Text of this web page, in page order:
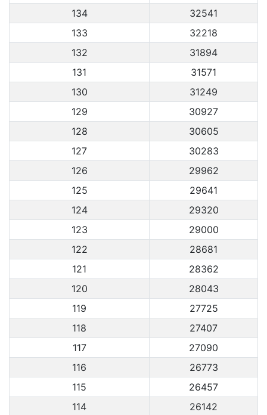
134
32541
133
32218
132
31894
131
31571
130
31249
129
30927
128
30605
127
30283
126
29962
125
29641
124
29320
123
29000
122
28681
121
28362
120
28043
119
27725
118
27407
117
27090
116
26773
115
26457
114
26142